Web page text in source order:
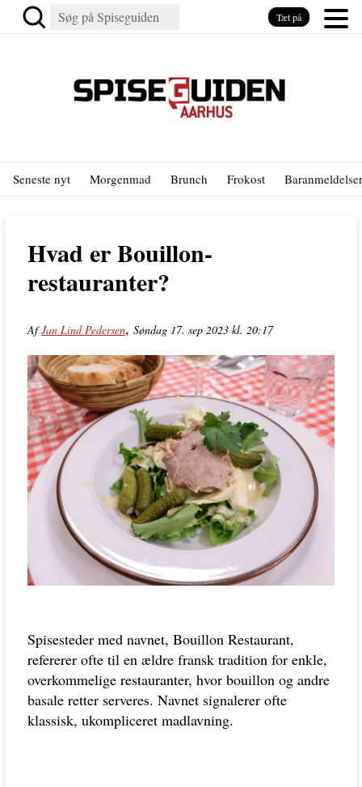
Seneste nyt Morgenmad Brunch Frokost Baranmeldelser
Hvad er Bouillon-
restauranter?
AfJan Lind Pedersen, Søndag 17. sep 2023 kl. 20:17
Spisesteder med navnet, Bouillon Restaurant,
refererer ofte til en ældre fransk tradition for enkle,
overkommelige restauranter, hvor bouillon og andre
basale retter serveres. Navnet signalerer ofte
klassisk, ukompliceret madlavning.
Tæt på